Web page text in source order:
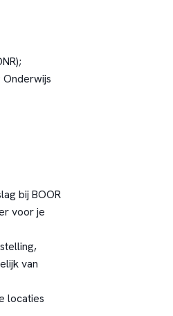
bij BOOR
voor je
van
locaties